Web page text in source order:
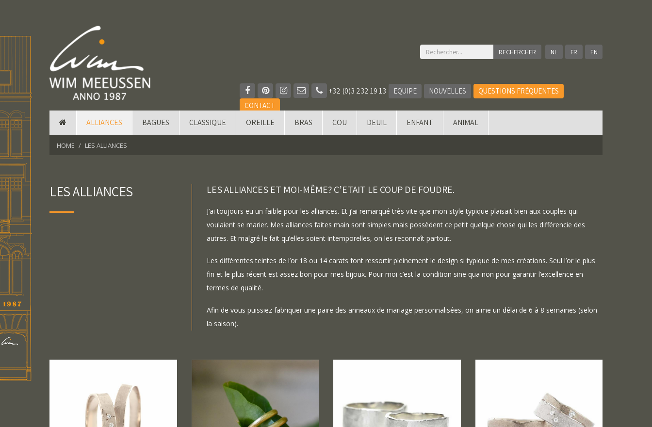
NL FR EN
+32 (0)3 232 19 13 EQUIPE NOUVELLES
QUESTIONS FRÉQUENTES
CONTACT
ALLIANCES BAGUES CLASSIQUE OREILLE BRAS COU DEUIL ENFANT ANIMAL
HOME LES ALLIANCES
LES ALLIANCES LES ALLIANCES ET MOI-MÊME? C’ETAIT LE COUP DE FOUDRE.
J’ai toujours eu un faible pour les alliances. Et j’ai remarqué très vite que mon style typique plaisait bien aux couples qui
voulaient se marier. Mes alliances faites main sont simples mais possèdent ce petit quelque chose qui les différencie des
autres. Et malgré le fait qu’elles soient intemporelles, on les reconnaît partout.
Les différentes teintes de l’or 18 ou 14 carats font ressortir pleinement le design si typique de mes créations. Seul l’or le plus
fin et le plus récent est assez bon pour mes bijoux. Pour moi c’est la condition sine qua non pour garantir l’excellence en
termes de qualité.
Afin de vous puissiez fabriquer une paire des anneaux de mariage personnalisées, on aime un délai de 6 à 8 semaines (selon
la saison).